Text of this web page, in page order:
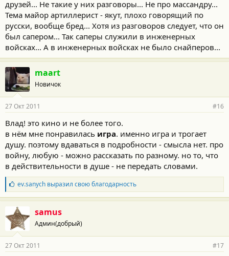
друзей... Не такие у них разговоры... Не про массандру...
Тема майор артиллерист - якут, плохо говорящий по
русски, вообще бред... Хотя из разговоров следует, что он
был сапером... Так саперы служили в инженерных
войсках... А в инженерных войсках не было снайперов...
maart
Новичок
27 Окт 2011 #16
Влад! это кино и не более того.
в нём мне понравилась игра. именно игра и трогает
душу. поэтому вдаваться в подробности - смысла нет. про
войну, любую - можно рассказать по разному. но то, что
в действительности в душе - не передать словами.
Б
л
а
г
о
д
а
н
ev.sanychвыразил свою благодарность
samus
Админ(добрый)
27 Окт 2011 #17